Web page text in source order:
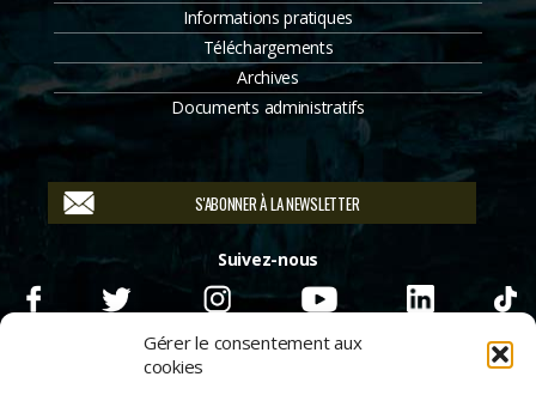
Gérer le consentement aux
cookies
Informations pratiques
Téléchargements
Archives
Documents administratifs
S'ABONNER À LA NEWSLETTER
Suivez-nous